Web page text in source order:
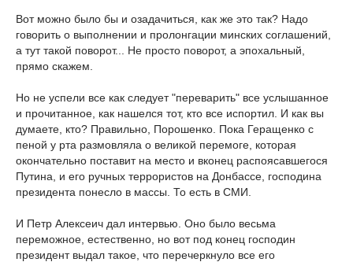
Вот можно было бы и озадачиться, как же это так? Надо
говорить о выполнении и пролонгации минских соглашений,
а тут такой поворот... Не просто поворот, а эпохальный,
прямо скажем.
Но не успели все как следует "переварить" все услышанное
и прочитанное, как нашелся тот, кто все испортил. И как вы
думаете, кто? Правильно, Порошенко. Пока Геращенко с
пеной у рта размовляла о великой перемоге, которая
окончательно поставит на место и вконец распоясавшегося
Путина, и его ручных террористов на Донбассе, господина
президента понесло в массы. То есть в СМИ.
И Петр Алексеич дал интервью. Оно было весьма
переможное, естественно, но вот под конец господин
президент выдал такое, что перечеркнуло все его